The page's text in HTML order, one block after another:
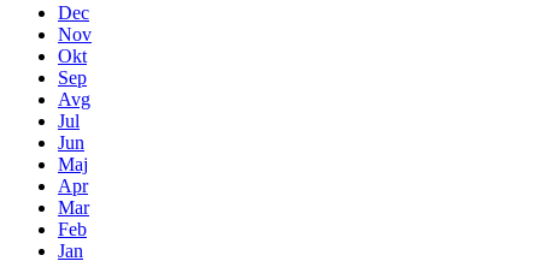
Dec
Nov
Okt
Sep
Avg
Jul
Jun
Maj
Apr
Mar
Feb
Jan